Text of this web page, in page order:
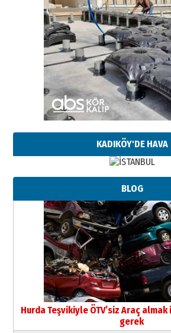
KADIKÖY'DE HAVA
BLOG
Hurda Teşvikiyle ÖTV’siz Araç
gerek